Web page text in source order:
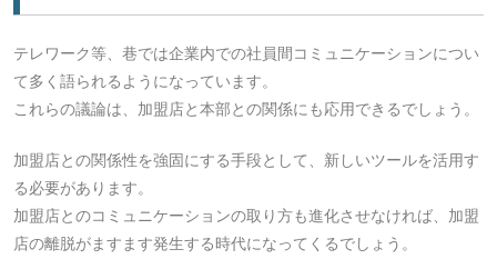
テレワーク等、巷では企業内での社員間コミュニケーションについ
て多く語られるようになっています。
これらの議論は、加盟店と本部との関係にも応用できるでしょう。
加盟店との関係性を強固にする手段として、新しいツールを活用す
る必要があります。
加盟店とのコミュニケーションの取り方も進化させなければ、加盟
店の離脱がますます発生する時代になってくるでしょう。